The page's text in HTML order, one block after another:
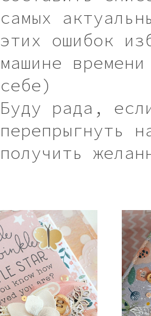
самых
этих ошибок
машине
себе)
Буду рада,
перепрыгнуть
получить